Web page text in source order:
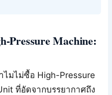
Pressure Machine:
ไมไม่ซื้อ High-Pressure
ที่อัดจากบรรยากาศถึง